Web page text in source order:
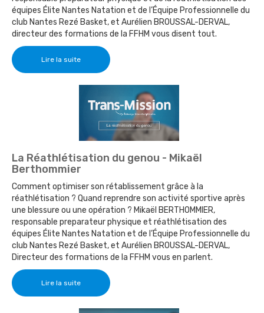
équipes Élite Nantes Natation et de l’Équipe Professionnelle du
club Nantes Rezé Basket, et Aurélien BROUSSAL-DERVAL,
directeur des formations de la FFHM vous disent tout.
Lire la suite
La Réathlétisation du genou - Mikaël
Berthommier
Comment optimiser son rétablissement grâce à la
réathlétisation ? Quand reprendre son activité sportive après
une blessure ou une opération ? Mikaël BERTHOMMIER,
responsable preparateur physique et réathlétisation des
équipes Élite Nantes Natation et de l’Équipe Professionnelle du
club Nantes Rezé Basket, et Aurélien BROUSSAL-DERVAL,
Directeur des formations de la FFHM vous en parlent.
Lire la suite